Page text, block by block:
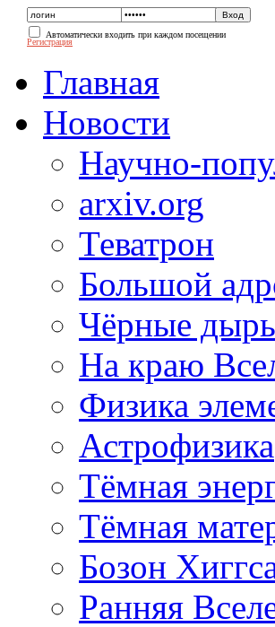
Автоматически входить при каждом посещении
Регистрация
Главная
Новости
Научно-
arxiv.org
Теватрон
Большой
Чёрные
На краю
Физика
Астрофизика
Тёмная
Тёмная
Бозон
Ранняя